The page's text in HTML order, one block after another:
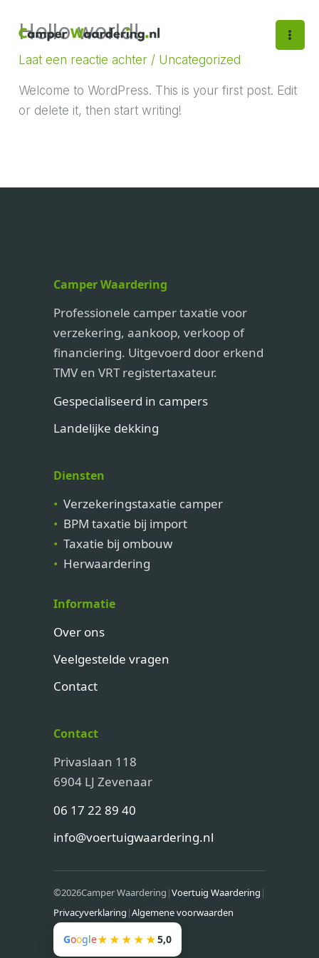
naarHello world!
Laat een reactie achter / Uncategorized
Welcome to WordPress. This is your first post. Edit
or delete it, then start writing!
Camper Waardering
Professionele camper taxatie voor
verzekering, aankoop, verkoop of
financiering. Uitgevoerd door erkend
TMV en VRT registertaxateur.
Gespecialiseerd in campers
Landelijke dekking
Diensten
Verzekeringstaxatie camper
BPM taxatie bij import
Taxatie bij ombouw
Herwaardering
Informatie
Over ons
Veelgestelde vragen
Contact
Contact
Privaslaan 118
6904 LJ Zevenaar
06 17 22 89 40
info@voertuigwaardering.nl
©2026Camper Waardering |Voertuig Waardering |
Privacyverklaring |Algemene voorwaarden
Google★★★★★5,0